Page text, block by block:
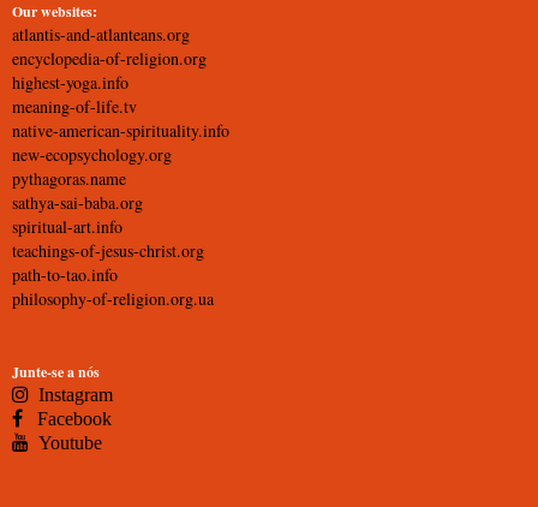
Our websites:
atlantis-and-atlanteans.org
encyclopedia-of-religion.org
highest-yoga.info
meaning-of-life.tv
native-american-spirituality.info
new-ecopsychology.org
pythagoras.name
sathya-sai-baba.org
spiritual-art.info
teachings-of-jesus-christ.org
path-to-tao.info
philosophy-of-religion.org.ua
Junte-se a nós
Instagram
Facebook
Youtube